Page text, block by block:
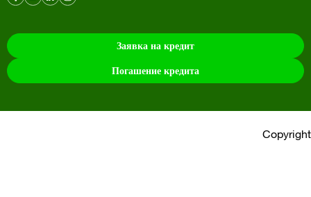
Заявка на кредит
Погашение кредита
Copyright